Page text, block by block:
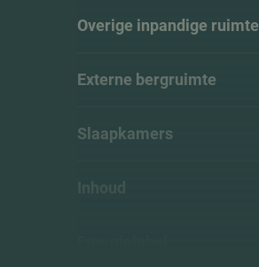
Overige inpandige ruimte
Externe bergruimte
Slaapkamers